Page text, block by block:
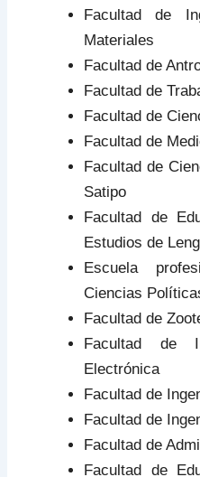
Facultad de
Materiales
Facultad de
Facultad de
Facultad de
Facultad de
Facultad de
Satipo
Facultad de
Estudios de
Escuela
Ciencias
Facultad de
Facultad de
Electrónica
Facultad de
Facultad de
Facultad de
Facultad de